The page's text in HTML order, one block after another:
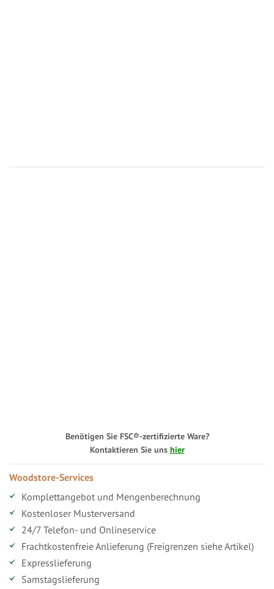
Benötigen Sie FSC®-zertifizierte Ware?
Kontaktieren Sie uns hier
Woodstore-Services
Komplettangebot und Mengenberechnung
Kostenloser Musterversand
24/7 Telefon- und Onlineservice
Frachtkostenfreie Anlieferung (Freigrenzen siehe Artikel)
Expresslieferung
Samstagslieferung